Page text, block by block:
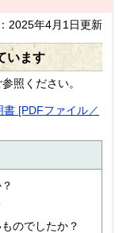
2025年4月1日更新
います
照ください。
[PDFファイル／
のでしたか？